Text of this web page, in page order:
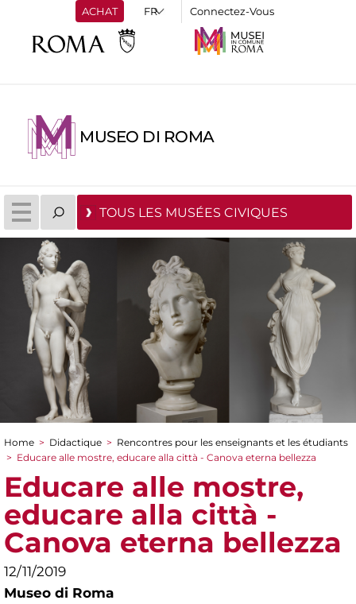
ACHAT Connectez-Vous
MUSEO DI ROMA
TOUS LES MUSÉES CIVIQUES
You are here
Home > Didactique > Rencontres pour les enseignants et les étudiants
> Educare alle mostre, educare alla città - Canova eterna bellezza
Educare alle mostre,
educare alla città -
Canova eterna bellezza
12/11/2019
Museo di Roma